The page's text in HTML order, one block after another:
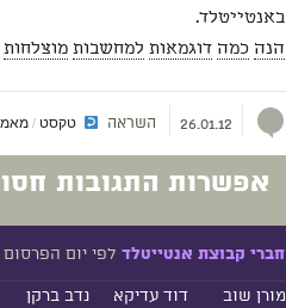
באנטייטלד.
הנה כמה דוגמאות למחשבות מוצלחות
26.01.12 השראה טקסט /
אפשרות התגובות
חברי קבוצת אנטייטלד לפי יום
מורן שוב דוד עדיקא נדב ברקן